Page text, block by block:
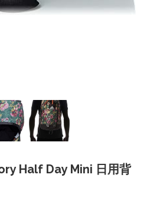
Half Day Mini 日用背